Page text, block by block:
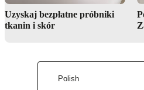
Uzyskaj bezpłatne próbniki
tkanin i skór
Polish